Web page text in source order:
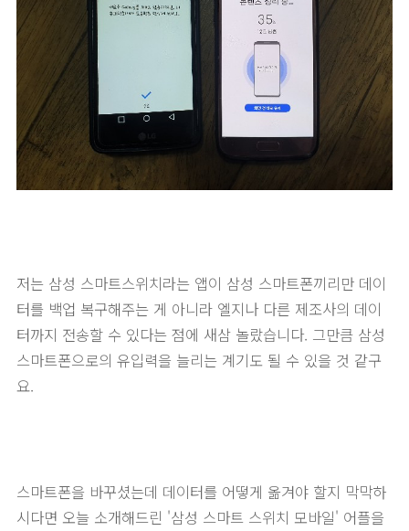
저는 삼성 스마트스위치라는 앱이 삼성 스마트폰끼리만 데이
터를 백업 복구해주는 게 아니라 엘지나 다른 제조사의 데이
터까지 전송할 수 있다는 점에 새삼 놀랐습니다. 그만큼 삼성
스마트폰으로의 유입력을 늘리는 계기도 될 수 있을 것 같구
요.
스마트폰을 바꾸셨는데 데이터를 어떻게 옮겨야 할지 막막하
시다면 오늘 소개해드린 '삼성 스마트 스위치 모바일' 어플을